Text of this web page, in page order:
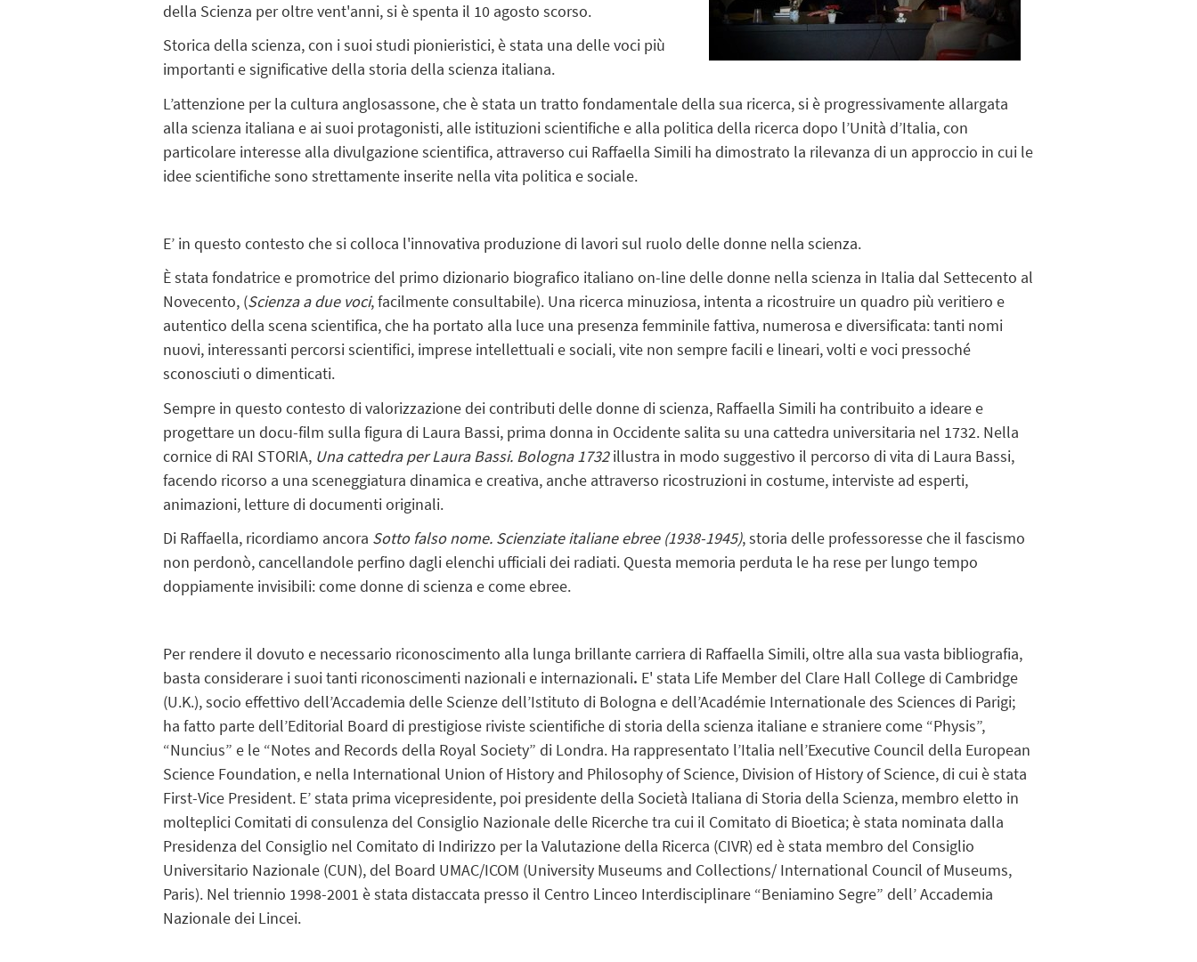
della Scienza per oltre vent'anni, si è spenta il 10 agosto scorso.
Storica della scienza, con i suoi studi pionieristici, è stata una delle voci più
importanti e significative della storia della scienza italiana.
L’attenzione per la cultura anglosassone, che è stata un tratto fondamentale della sua ricerca, si è progressivamente allargata
alla scienza italiana e ai suoi protagonisti, alle istituzioni scientifiche e alla politica della ricerca dopo l’Unità d’Italia, con
particolare interesse alla divulgazione scientifica, attraverso cui Raffaella Simili ha dimostrato la rilevanza di un approccio in cui le
idee scientifiche sono strettamente inserite nella vita politica e sociale.
E’ in questo contesto che si colloca l'innovativa produzione di lavori sul ruolo delle donne nella scienza.
È stata fondatrice e promotrice del primo dizionario biografico italiano on-line delle donne nella scienza in Italia dal Settecento al
Novecento, (Scienza a due voci, facilmente consultabile). Una ricerca minuziosa, intenta a ricostruire un quadro più veritiero e
autentico della scena scientifica, che ha portato alla luce una presenza femminile fattiva, numerosa e diversificata: tanti nomi
nuovi, interessanti percorsi scientifici, imprese intellettuali e sociali, vite non sempre facili e lineari, volti e voci pressoché
sconosciuti o dimenticati.
Sempre in questo contesto di valorizzazione dei contributi delle donne di scienza, Raffaella Simili ha contribuito a ideare e
progettare un docu-film sulla figura di Laura Bassi, prima donna in Occidente salita su una cattedra universitaria nel 1732. Nella
cornice di RAI STORIA, Una cattedra per Laura Bassi. Bologna 1732illustra in modo suggestivo il percorso di vita di Laura Bassi,
facendo ricorso a una sceneggiatura dinamica e creativa, anche attraverso ricostruzioni in costume, interviste ad esperti,
animazioni, letture di documenti originali.
Di Raffaella, ricordiamo ancora Sotto falso nome. Scienziate italiane ebree (1938-1945), storia delle professoresse che il fascismo
non perdonò, cancellandole perfino dagli elenchi ufficiali dei radiati. Questa memoria perduta le ha rese per lungo tempo
doppiamente invisibili: come donne di scienza e come ebree.
Per rendere il dovuto e necessario riconoscimento alla lunga brillante carriera di Raffaella Simili, oltre alla sua vasta bibliografia,
basta considerare i suoi tanti riconoscimenti nazionali e internazionali. E' stata Life Member del Clare Hall College di Cambridge
(U.K.), socio effettivo dell’Accademia delle Scienze dell’Istituto di Bologna e dell’Académie Internationale des Sciences di Parigi;
ha fatto parte dell’Editorial Board di prestigiose riviste scientifiche di storia della scienza italiane e straniere come “Physis”,
“Nuncius” e le “Notes and Records della Royal Society” di Londra. Ha rappresentato l’Italia nell’Executive Council della European
Science Foundation, e nella International Union of History and Philosophy of Science, Division of History of Science, di cui è stata
First-Vice President. E’ stata prima vicepresidente, poi presidente della Società Italiana di Storia della Scienza, membro eletto in
molteplici Comitati di consulenza del Consiglio Nazionale delle Ricerche tra cui il Comitato di Bioetica; è stata nominata dalla
Presidenza del Consiglio nel Comitato di Indirizzo per la Valutazione della Ricerca (CIVR) ed è stata membro del Consiglio
Universitario Nazionale (CUN), del Board UMAC/ICOM (University Museums and Collections/ International Council of Museums,
Paris). Nel triennio 1998-2001 è stata distaccata presso il Centro Linceo Interdisciplinare “Beniamino Segre” dell’ Accademia
Nazionale dei Lincei.